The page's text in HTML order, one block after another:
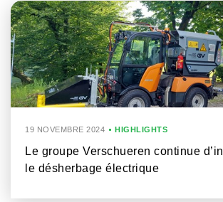
19 NOVEMBRE 2024 HIGHLIGHTS
Le groupe Verschueren continue
le désherbage électrique